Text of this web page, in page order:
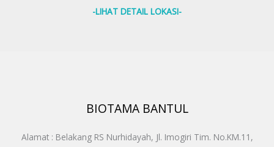
-LIHAT DETAIL LOKASI-
BIOTAMA BANTUL
Alamat : Belakang RS Nurhidayah, Jl. Imogiri Tim. No.KM.11,